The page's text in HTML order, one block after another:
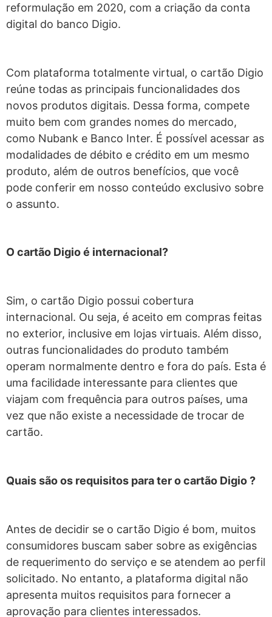
reformulação em 2020, com a criação da conta
digital do banco Digio.
Com plataforma totalmente virtual, o cartão Digio
reúne todas as principais funcionalidades dos
novos produtos digitais. Dessa forma, compete
muito bem com grandes nomes do mercado,
como Nubank e Banco Inter. É possível acessar as
modalidades de débito e crédito em um mesmo
produto, além de outros benefícios, que você
pode conferir em nosso conteúdo exclusivo sobre
o assunto.
O cartão Digio é internacional?
Sim, o cartão Digio possui cobertura
internacional. Ou seja, é aceito em compras feitas
no exterior, inclusive em lojas virtuais. Além disso,
outras funcionalidades do produto também
operam normalmente dentro e fora do país. Esta é
uma facilidade interessante para clientes que
viajam com frequência para outros países, uma
vez que não existe a necessidade de trocar de
cartão.
Quais são os requisitos para ter o cartão Digio ?
Antes de decidir se o cartão Digio é bom, muitos
consumidores buscam saber sobre as exigências
de requerimento do serviço e se atendem ao perfil
solicitado. No entanto, a plataforma digital não
apresenta muitos requisitos para fornecer a
aprovação para clientes interessados.